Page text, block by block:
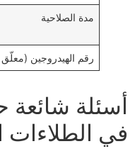
مدة الصلاحية
رقم الهيدروجين (معلّق 5%)
أسئلة
في الطلاءات